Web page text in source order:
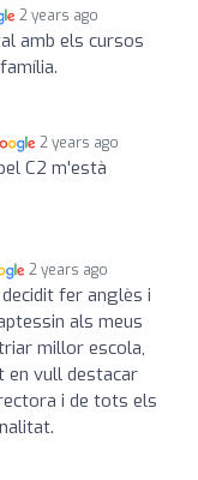
2 years ago
amb els cursos
2 years ago
C2 m'està
2 years ago
fer anglès i
als meus
millor escola,
en vull destacar
i de tots els